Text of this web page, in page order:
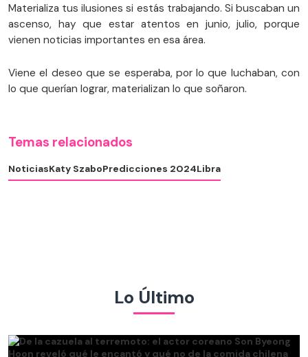
Materializa tus ilusiones si estás trabajando. Si buscaban un
ascenso, hay que estar atentos en junio, julio, porque
vienen noticias importantes en esa área.
Viene el deseo que se esperaba, por lo que luchaban, con
lo que querían lograr, materializan lo que soñaron.
Temas relacionados
NoticiasKaty SzaboPredicciones 2024Libra
Lo Último